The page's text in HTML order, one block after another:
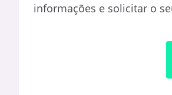
informações e solicitar o